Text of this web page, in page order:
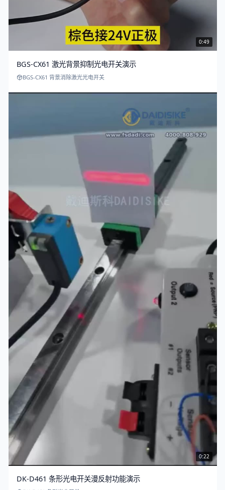
0:49
BGS-CX61 激光背景抑制光电开关演示
BGS-CX61 背景消除激光光电开关
0:22
DK-D461 条形光电开关漫反射功能演示